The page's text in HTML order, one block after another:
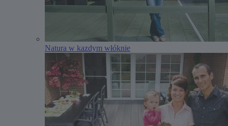
Natura w kazdym włóknie